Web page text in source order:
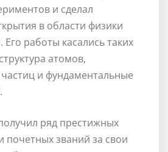
и сделал
в области физики
Его работы касались таких
атомов,
и фундаментальные
ряд престижных
почетных званий за свои